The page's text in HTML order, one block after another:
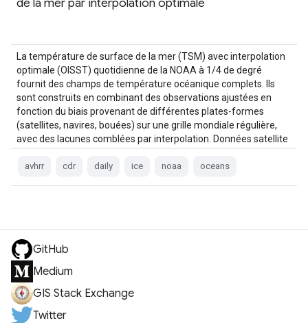
La température de surface de la mer (TSM) avec interpolation
optimale (OISST) quotidienne de la NOAA à 1/4 de degré
fournit des champs de température océanique complets. Ils
sont construits en combinant des observations ajustées en
fonction du biais provenant de différentes plates-formes
(satellites, navires, bouées) sur une grille mondiale régulière,
avec des lacunes comblées par interpolation. Données satellite
avhrr cdr daily ice noaa oceans
GitHub
Medium
GIS Stack Exchange
Twitter